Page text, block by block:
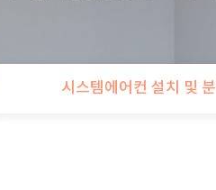
시스템에어컨 설치 및